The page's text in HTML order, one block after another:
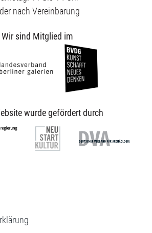
nach Vereinbarung
Wir sind Mitglied im
wurde gefördert durch